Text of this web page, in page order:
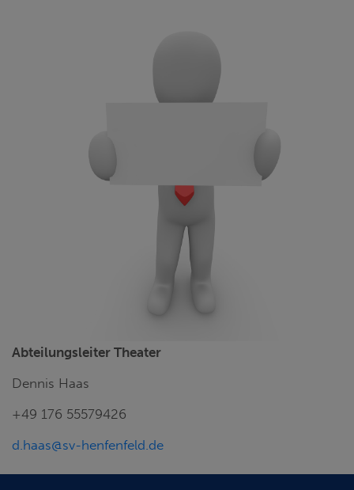
Abteilungsleiter Theater
Dennis Haas
+49 176 55579426
d.haas@sv-henfenfeld.de